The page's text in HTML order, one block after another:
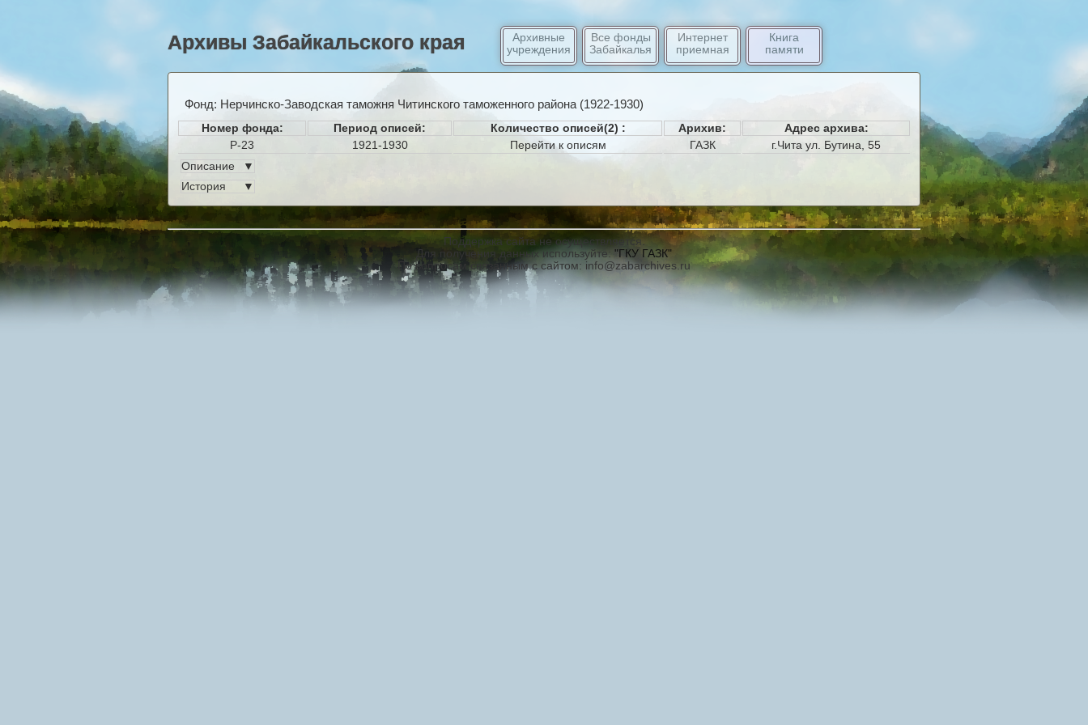
Архивы Забайкальского края
Архивные
учреждения
Все фонды
Забайкалья
Интернет
приемная
Книга
памяти
Фонд: Нерчинско-Заводская таможня Читинского таможенного района (1922-1930)
Номер фонда: Период описей: Количество описей(2) : Арихив:
Адрес архива:
Р-23
1921-1930 Перейти к описям ГАЗК
г.Чита ул. Бутина, 55
Описание
▼
История
▼
Поддержка сайта не осуществляется.
Для получения данных используйте: "ГКУ ГАЗК"
По вопросам связанным с сайтом: info@zabarchives.ru